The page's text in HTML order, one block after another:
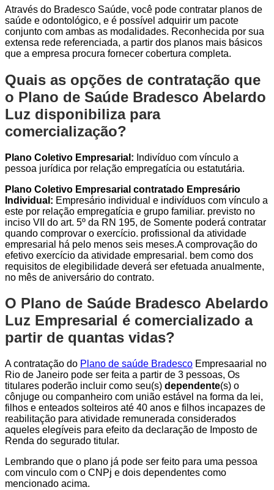
Através do Bradesco Saúde, você pode contratar planos de
saúde e odontológico, e é possível adquirir um pacote
conjunto com ambas as modalidades. Reconhecida por sua
extensa rede referenciada, a partir dos planos mais básicos
que a empresa procura fornecer cobertura completa.
Quais as opções de contratação que
o Plano de Saúde Bradesco Abelardo
Luz disponibiliza para
comercialização?
Plano Coletivo Empresarial: Indivíduo com vínculo a
pessoa jurídica por relação empregatícia ou estatutária.
Plano Coletivo Empresarial contratado Empresário
Individual: Empresário individual e indivíduos com vínculo a
este por relação empregatícia e grupo familiar. previsto no
inciso VII do art. 5º da RN 195, de Somente poderá contratar
quando comprovar o exercício. profissional da atividade
empresarial há pelo menos seis meses.A comprovação do
efetivo exercício da atividade empresarial. bem como dos
requisitos de elegibilidade deverá ser efetuada anualmente,
no mês de aniversário do contrato.
O Plano de Saúde Bradesco Abelardo
Luz Empresarial é comercializado a
partir de quantas vidas?
A contratação do Plano de saúde Bradesco Empresaarial no
Rio de Janeiro pode ser feita a partir de 3 pessoas, Os
titulares poderão incluir como seu(s) dependente(s) o
cônjuge ou companheiro com união estável na forma da lei,
filhos e enteados solteiros até 40 anos e filhos incapazes de
reabilitação para atividade remunerada considerados
aqueles elegíveis para efeito da declaração de Imposto de
Renda do segurado titular.
Lembrando que o plano já pode ser feito para uma pessoa
com vinculo com o CNPj e dois dependentes como
mencionado acima.